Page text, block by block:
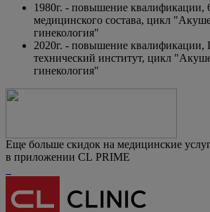
1980г. - повышение квалификации,
медицинского состава, цикл
гинекология"
2020г. - повышение квалификации,
технический институт, цикл
гинекология"
Еще больше скидок на медицинские
в приложении CL PRIME